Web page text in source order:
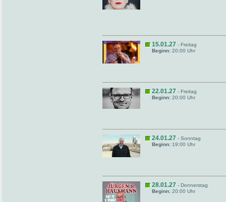
15.01.27 - Freitag
Beginn: 20:00 Uhr
22.01.27 - Freitag
Beginn: 20:00 Uhr
24.01.27 - Sonntag
Beginn: 19:00 Uhr
28.01.27 - Donnerstag
Beginn: 20:00 Uhr